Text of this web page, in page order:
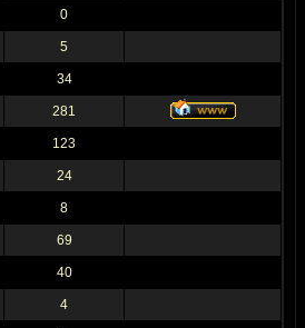
0
5
34
281
123
24
8
69
40
4